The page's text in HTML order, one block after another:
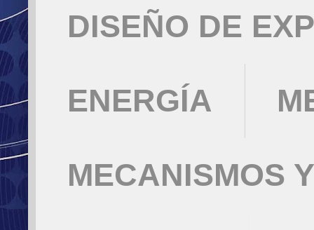
DISEÑO DE
ENERGÍA
MECANISMOS